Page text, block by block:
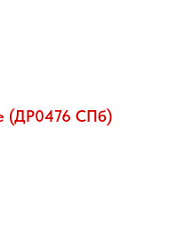
(ДР0476 СПб)